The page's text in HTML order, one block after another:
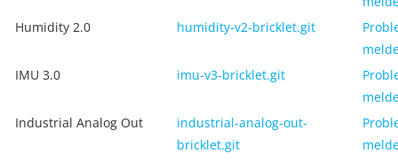
Humidity 2.0
humidity-v2-bricklet.git
IMU 3.0
imu-v3-bricklet.git
Industrial Analog Out
industrial-analog-out-
bricklet.git